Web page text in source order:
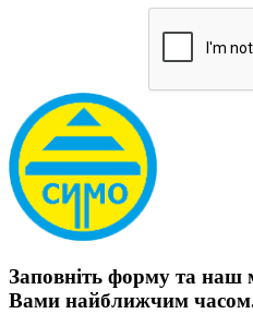
Заповніть форму та наш
Вами найближчим